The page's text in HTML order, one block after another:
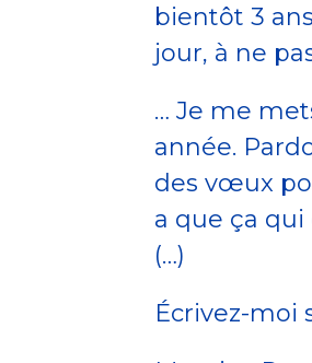
bientôt 3
jour, à ne
… Je me
année.
des vœux
a que ça
(…)
Écrivez-moi